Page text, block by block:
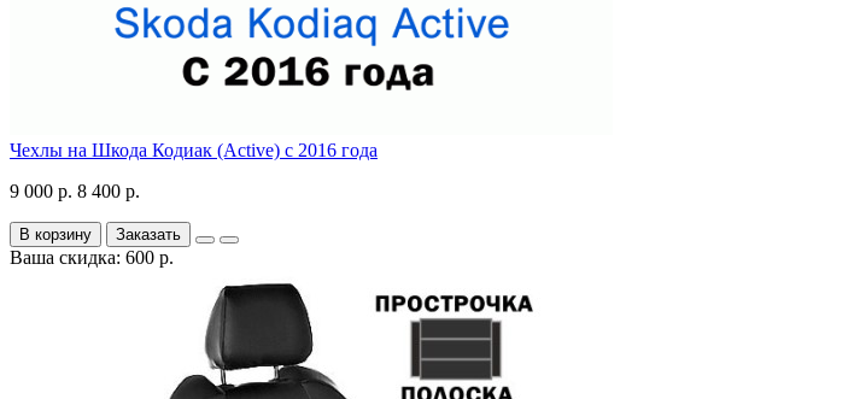
Чехлы на Шкода Кодиак (Active) с 2016 года
9 000 р. 8 400 р.
В корзину Заказать
Ваша скидка: 600 р.